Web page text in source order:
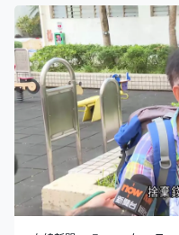
口，形成三船三艙組合
航天員朱楊柱、張志遠
艙順利進入軌道艙。 至
十一號航天員張陸、武
十三號航天員進駐太空
天宮首次有香港航天員
福，向全國人民報平安
間站，永遠值得期待。
輪換，神舟二十三號其
年的在軌駐留試驗。 今